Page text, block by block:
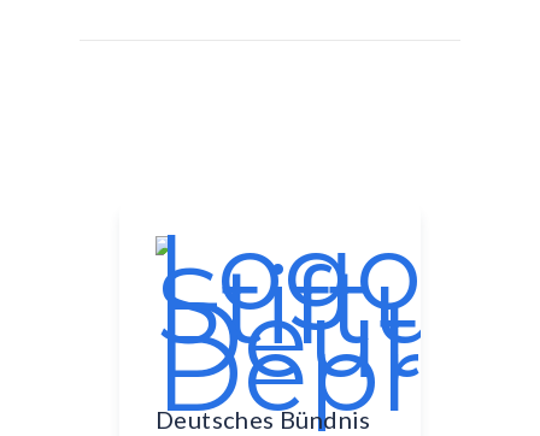
Deutsches Bündnis